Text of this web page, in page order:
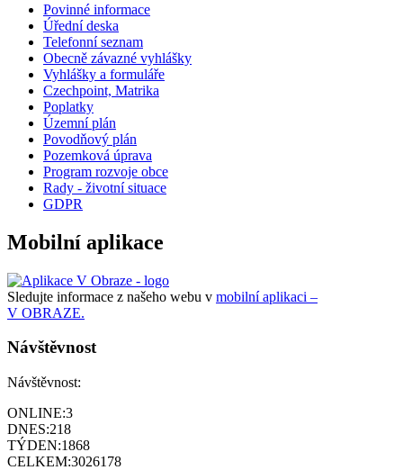
Povinné informace
Úřední deska
Telefonní seznam
Obecně závazné vyhlášky
Vyhlášky a formuláře
Czechpoint, Matrika
Poplatky
Územní plán
Povodňový plán
Pozemková úprava
Program rozvoje obce
Rady - životní situace
GDPR
Mobilní aplikace
Sledujte informace z našeho webu v mobilní aplikaci –
V OBRAZE.
Návštěvnost
Návštěvnost:
ONLINE:3
DNES:218
TÝDEN:1868
CELKEM:3026178